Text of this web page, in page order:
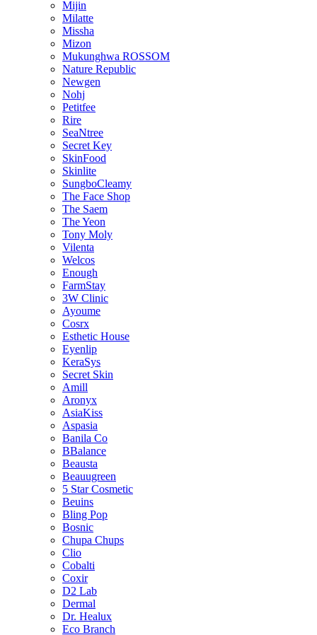
Mijin
Milatte
Missha
Mizon
Mukunghwa ROSSOM
Nature Republic
Newgen
Nohj
Petitfee
Rire
SeaNtree
Secret Key
SkinFood
Skinlite
SungboCleamy
The Face Shop
The Saem
The Yeon
Tony Moly
Vilenta
Welcos
Enough
FarmStay
3W Clinic
Ayoume
Cosrx
Esthetic House
Eyenlip
KeraSys
Secret Skin
Amill
Aronyx
AsiaKiss
Aspasia
Banila Co
BBalance
Beausta
Beauugreen
5 Star Cosmetic
Beuins
Bling Pop
Bosnic
Chupa Chups
Clio
Cobalti
Coxir
D2 Lab
Dermal
Dr. Healux
Eco Branch